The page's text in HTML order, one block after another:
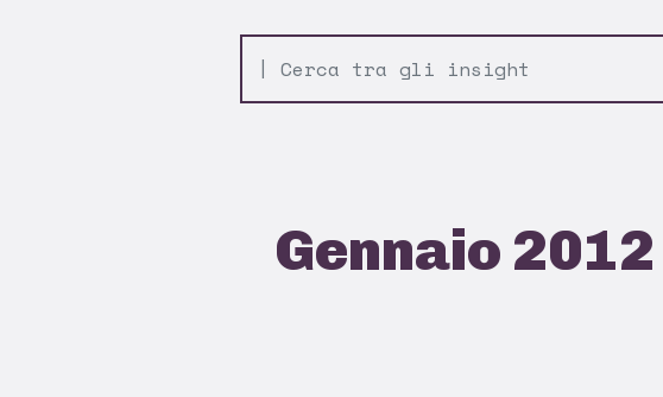
Gennaio 2012